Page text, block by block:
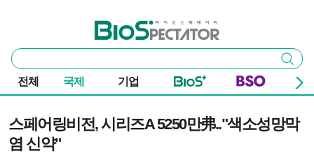
바이오스펙테이터
통
합
검
색
검색
전체 국제 기업
스페어링비전, 시리즈A 5250만弗.."색소성망막
염 신약"